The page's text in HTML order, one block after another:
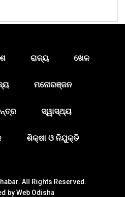
ରାଜ୍ୟ ଖେଳ
ମନୋରଞ୍ଜନ
ସ୍ୱାସ୍ଥ୍ୟ
ଶିକ୍ଷା ଓ ନିଯୁକ୍ତି
All Rights Reserved.
byWeb Odisha